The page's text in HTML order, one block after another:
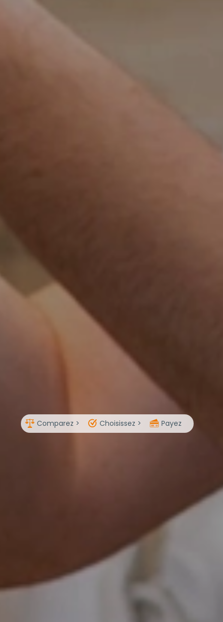
Comparez > Choisissez > Payez